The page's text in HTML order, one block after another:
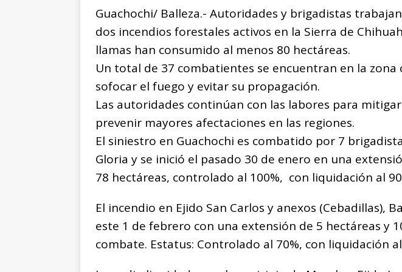
c
e
b
o
o
k
at
s
A
p
p
ss
e
n
g
e
r
ai
l
p
y
Li
n
k
m
p
ar
ti
r
Guachochi/ Balleza.- Autoridades y brigadistas
dos incendios forestales activos en la Sierra de
llamas han consumido al menos 80 hectáreas.
Un total de 37 combatientes se encuentran en la zona
sofocar el fuego y evitar su propagación.
Las autoridades continúan con las labores para
prevenir mayores afectaciones en las regiones.
El siniestro en Guachochi es combatido por 7
Gloria y se inició el pasado 30 de enero en una
78 hectáreas, controlado al 100%, con liquidación al
El incendio en Ejido San Carlos y anexos (Cebadillas),
este 1 de febrero con una extensión de 5 hectáreas y
combate. Estatus: Controlado al 70%, con liquidación